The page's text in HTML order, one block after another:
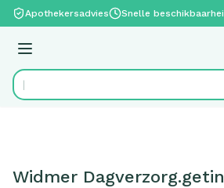
Ga naar de inhoud
Apothekersadvies Snelle
Menu
Product, merk, categorie...
Widmer